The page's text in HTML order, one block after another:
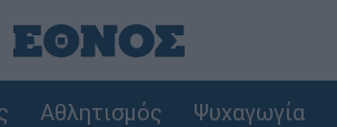
Αθλητισμός Ψυχαγωγία